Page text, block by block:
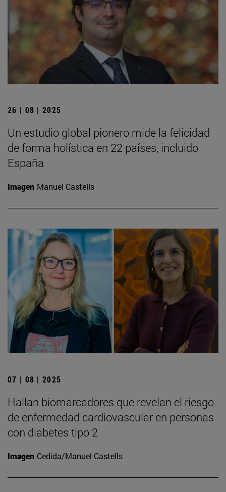
26 | 08 | 2025
Un estudio global pionero mide la felicidad
de forma holística en 22 países, incluido
España
Imagen Manuel Castells
07 | 08 | 2025
Hallan biomarcadores que revelan el riesgo
de enfermedad cardiovascular en personas
con diabetes tipo 2
Imagen Cedida/Manuel Castells